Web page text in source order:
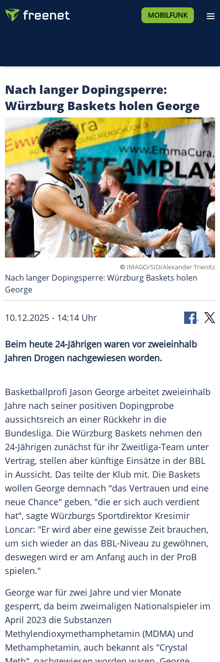
MOBILFUNK
Nach langer Dopingsperre:
Würzburg Baskets holen George
© IMAGO/SID/Alexander Trienitz
Nach langer Dopingsperre: Würzburg Baskets holen
George
10.12.2025 - 14:14 Uhr
Beim heute 24-Jährigen waren vor zweieinhalb
Jahren Drogen nachgewiesen worden.
Basketballprofi Jason George arbeitet zweieinhalb
Jahre nach seiner positiven Dopingprobe
aussichtsreich an einer Rückkehr in die
Bundesliga. Die Würzburg Baskets nehmen den
24-Jährigen zunächst für ihr Zweitliga-Team unter
Vertrag, stellen aber künftige Einsätze in der BBL
in Aussicht. Das teilte der Klub mit. Die Baskets
wollen George demnach "das Vertrauen und eine
neue Chance" geben, "die er sich auch verdient
hat", sagte Würzburgs Sportdirektor Kresimir
Loncar: "Er wird aber eine gewisse Zeit brauchen,
um sich wieder an das BBL-Niveau zu gewöhnen,
deswegen wird er am Anfang auch in der ProB
spielen."
George war für zwei Jahre und vier Monate
gesperrt, da beim zweimaligen Nationalspieler im
April 2023 die Substanzen
Methylendioxymethamphetamin (MDMA) und
Methamphetamin, auch bekannt als "Crystal